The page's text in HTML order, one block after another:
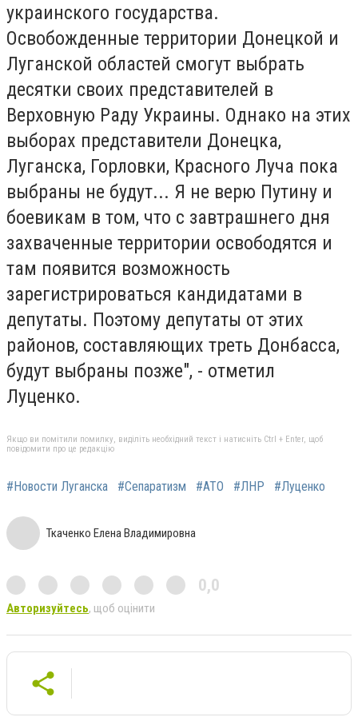
украинского государства.
Освобожденные территории Донецкой и
Луганской областей смогут выбрать
десятки своих представителей в
Верховную Раду Украины. Однако на этих
выборах представители Донецка,
Луганска, Горловки, Красного Луча пока
выбраны не будут... Я не верю Путину и
боевикам в том, что с завтрашнего дня
захваченные территории освободятся и
там появится возможность
зарегистрироваться кандидатами в
депутаты. Поэтому депутаты от этих
районов, составляющих треть Донбасса,
будут выбраны позже", - отметил
Луценко.
Якщо ви помітили помилку, виділіть необхідний текст і натисніть Ctrl + Enter, щоб
повідомити про це редакцію
#Новости Луганска #Сепаратизм #АТО #ЛНР #Луценко
Ткаченко Елена Владимировна
0,0
Авторизуйтесь, щоб оцінити